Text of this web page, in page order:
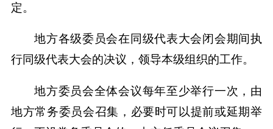
定。
地方各级委员会在同级代表大会闭会期间执
行同级代表大会的决议，领导本级组织的工作。
地方委员会全体会议每年至少举行一次，由
地方常务委员会召集，必要时可以提前或延期举